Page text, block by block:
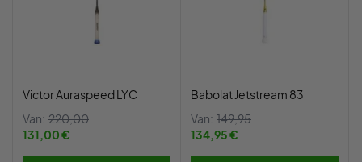
Victor Auraspeed LYC
Van: 220,00
131,00 €
Babolat Jetstream 83
Van: 149,95
134,95 €